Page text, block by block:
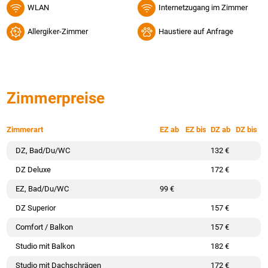
WLAN Internetzugang im Zimmer
Allergiker-Zimmer Haustiere auf Anfrage
Zimmerpreise
Zimmerart EZ ab EZ bis DZ ab DZ bis
DZ, Bad/Du/WC 132 €
DZ Deluxe 172 €
EZ, Bad/Du/WC 99 €
DZ Superior 157 €
Comfort / Balkon 157 €
Studio mit Balkon 182 €
Studio mit Dachschrägen 172 €